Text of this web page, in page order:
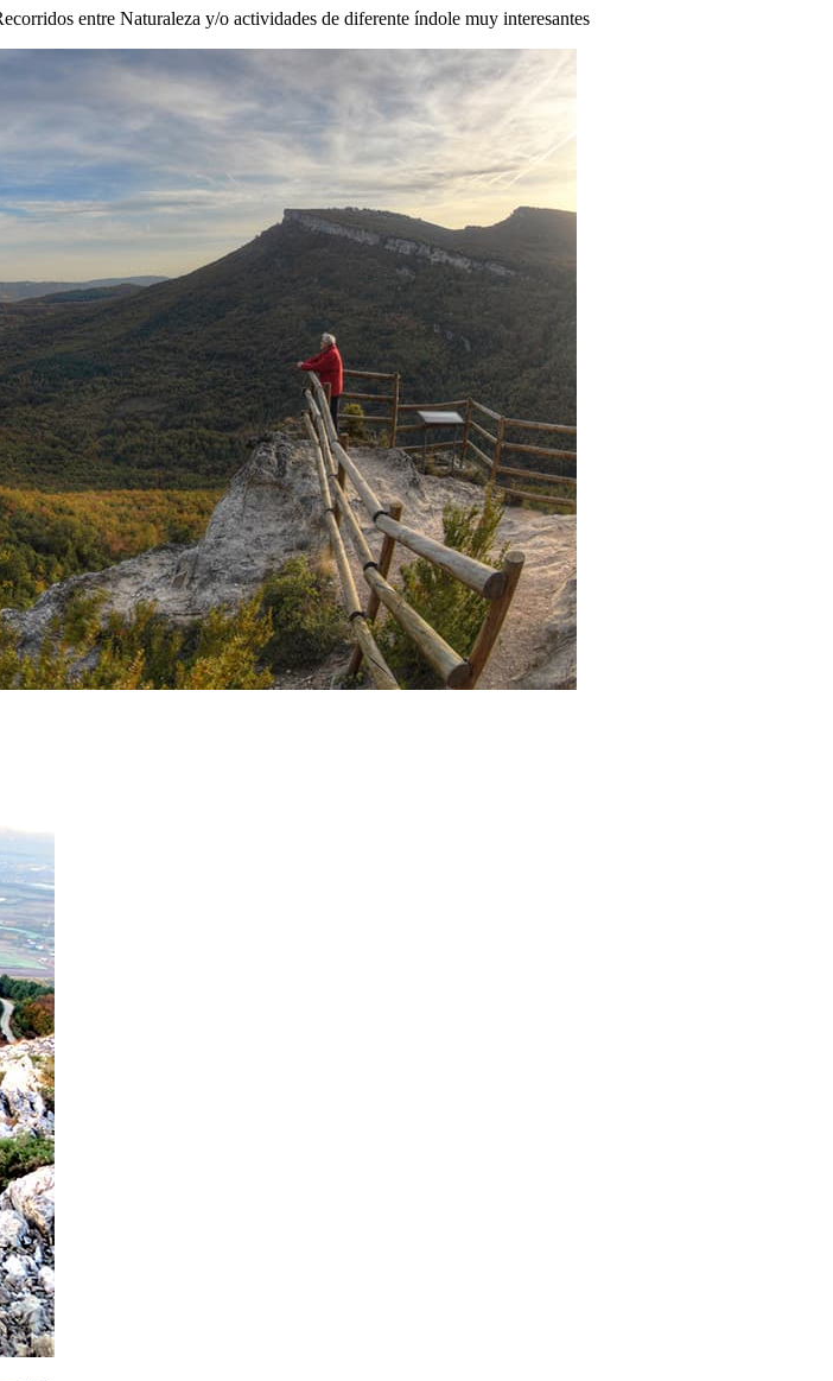
entre Naturaleza y/o actividades de diferente índole muy interesantes